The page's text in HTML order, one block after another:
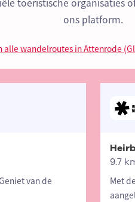
toeristische organisaties
ons platform.
alle wandelroutes in Attenrode
van de
9.7
Met